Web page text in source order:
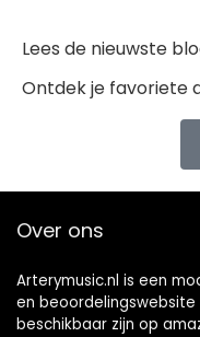
Lees de nieuwste
Ontdek je favoriete
Over ons
Arterymusic.nl is een
en
beschikbaar zijn op